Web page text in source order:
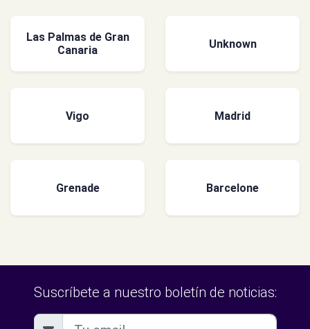
Las Palmas de Gran
Canaria
Unknown
Vigo Madrid
Grenade Barcelone
Suscríbete a nuestro boletín de noticias: